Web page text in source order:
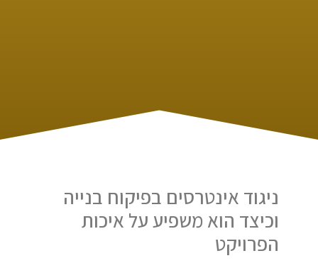
ניגוד אינטרסים בפיקוח בנייה
וכיצד הוא משפיע על איכות
הפרויקט